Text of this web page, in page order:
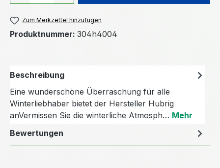
Zum Merkzettel hinzufügen
Produktnummer: 304h4004
Beschreibung
Eine wunderschöne Überraschung für alle
Winterliebhaber bietet der Hersteller Hubrig
anVermissen Sie die winterliche Atmosph… Mehr
Bewertungen